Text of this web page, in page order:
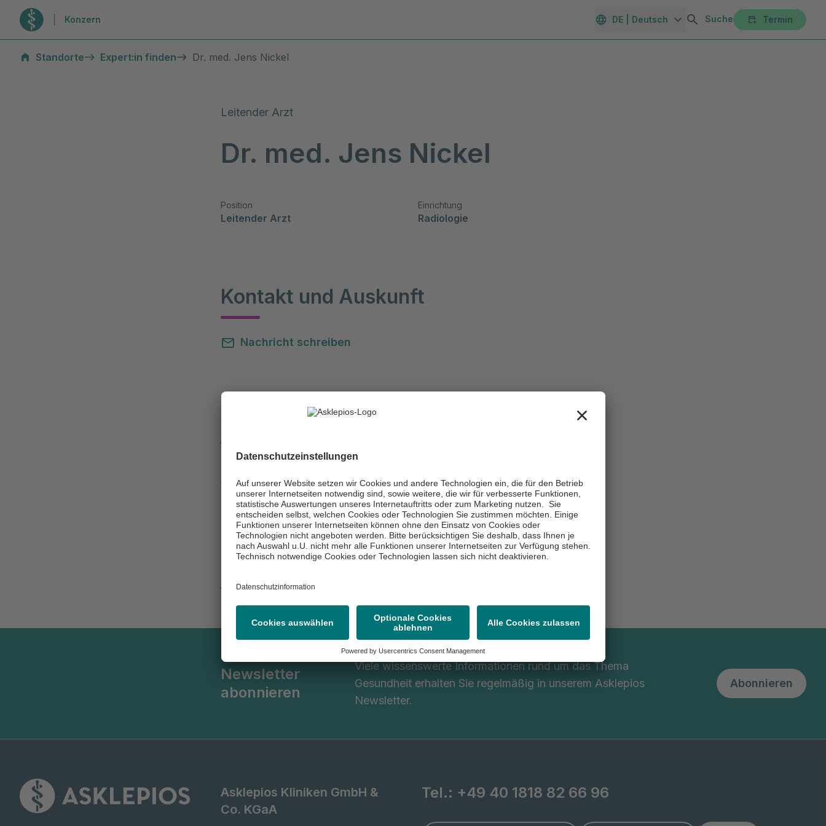
Zur Startseite
Konzern DE | Deutsch Suche Termin
Standorte
Expert:in finden Dr. med. Jens Nickel
Leitender Arzt
Dr. med. Jens Nickel
Position
Leitender Arzt
Einrichtung
Radiologie
Kontakt und Auskunft
Nachricht schreiben
Asklepios Klinik Pasewalk
Radiologie
Prenzlauer Chaussee 30
17309 Pasewalk
Asklepios Klinik Pasewalk
Prenzlauer Chaussee 30
17309 Pasewalk
(0 39 73) 23-0
Newsletter
abonnieren
Viele wissenswerte Informationen rund um das Thema
Gesundheit erhalten Sie regelmäßig in unserem Asklepios
Newsletter.
Abonnieren
Asklepios Kliniken GmbH &
Co. KGaA
Tel.: +49 40 1818 82 66 96